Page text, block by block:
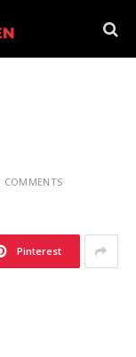
COMMENTS
Pinterest